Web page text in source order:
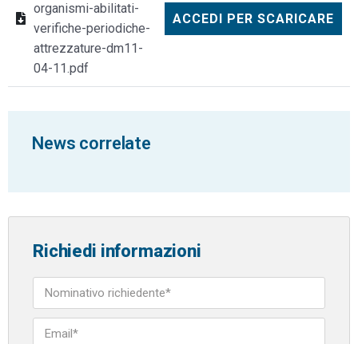
organismi-abilitati-
verifiche-periodiche-
attrezzature-dm11-
04-11.pdf
ACCEDI PER SCARICARE
News correlate
Richiedi informazioni